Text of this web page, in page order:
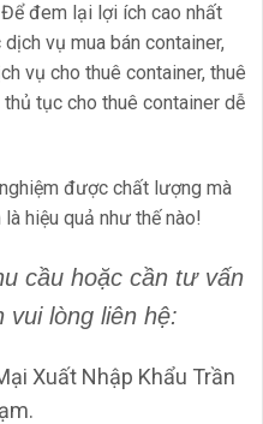
đem lại lợi ích cao nhất
vụ mua bán container,
vụ cho thuê container, thuê
tục cho thuê container dễ
được chất lượng mà
hiệu quả như thế nào!
cầu hoặc cần tư vấn
vui lòng liên hệ:
Xuất Nhập Khẩu Trần